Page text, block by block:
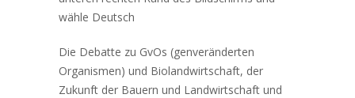
wähle Deutsch
Die Debatte zu GvOs (genveränderten
Organismen) und Biolandwirtschaft, der
Zukunft der Bauern und Landwirtschaft und